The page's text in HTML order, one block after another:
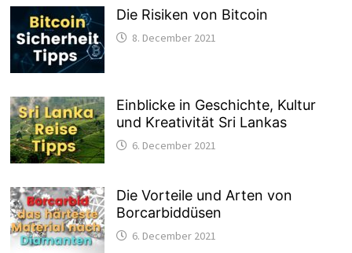
Die Risiken von Bitcoin
8. December 2021
Einblicke in Geschichte, Kultur
und Kreativität Sri Lankas
6. December 2021
Die Vorteile und Arten von
Borcarbiddüsen
6. December 2021